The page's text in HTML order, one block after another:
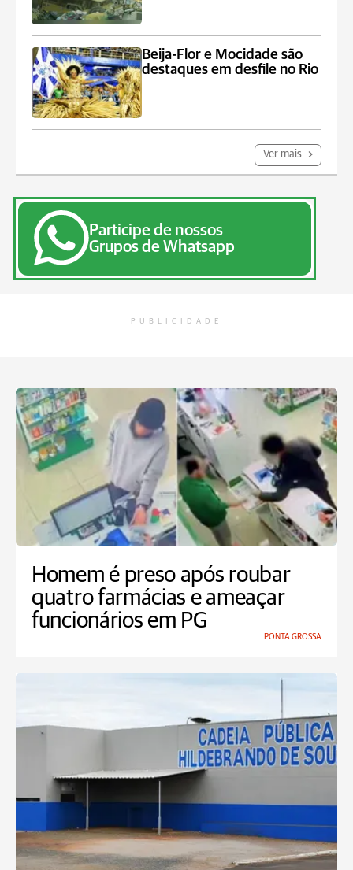
Beija-Flor e Mocidade são
destaques em desfile no Rio
Ver mais
Participe de nossos
Grupos de Whatsapp
PUBLICIDADE
Homem é preso após roubar
quatro farmácias e ameaçar
funcionários em PG
PONTA GROSSA